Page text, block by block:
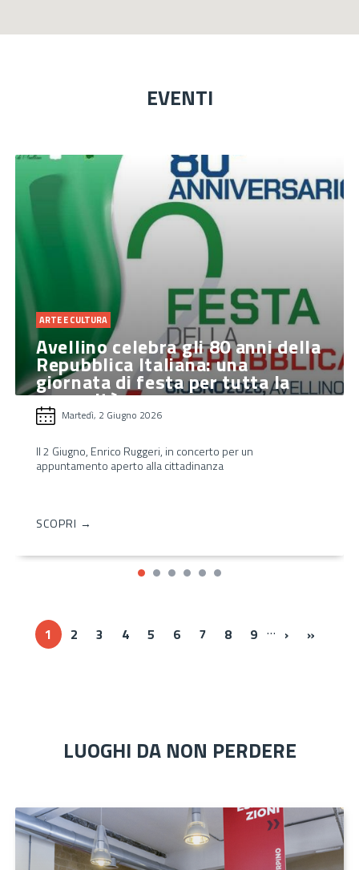
EVENTI
ARTE E CULTURA
Avellino celebra gli 80 anni della
Repubblica Italiana: una
giornata di festa per tutta la
comunità
Martedì, 2 Giugno 2026
Il 2 Giugno, Enrico Ruggeri, in concerto per un
appuntamento aperto alla cittadinanza
SCOPRI →
1 2 3 4 5 6 7 8 9 … ›Next ›
»Last »
LUOGHI DA NON PERDERE